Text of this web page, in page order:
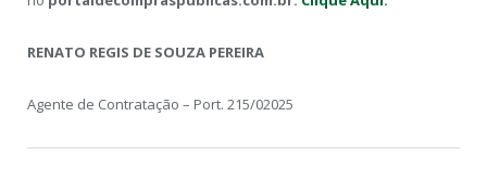
RENATO REGIS DE SOUZA PEREIRA
Agente de Contratação – Port. 215/02025